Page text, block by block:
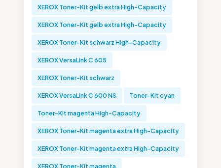
XEROX Toner-Kit gelb extra High-Capacity
XEROX Toner-Kit gelb extra High-Capacity
XEROX Toner-Kit schwarz High-Capacity
XEROX VersaLink C 605
XEROX Toner-Kit schwarz
XEROX VersaLink C 600 NS Toner-Kit cyan
Toner-Kit magenta High-Capacity
XEROX Toner-Kit magenta extra High-Capacity
XEROX Toner-Kit magenta extra High-Capacity
XEROX Toner-Kit magenta